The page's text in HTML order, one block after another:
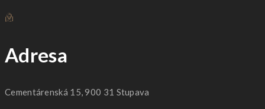
Adresa
Cementárenská 15, 900 31 Stupava